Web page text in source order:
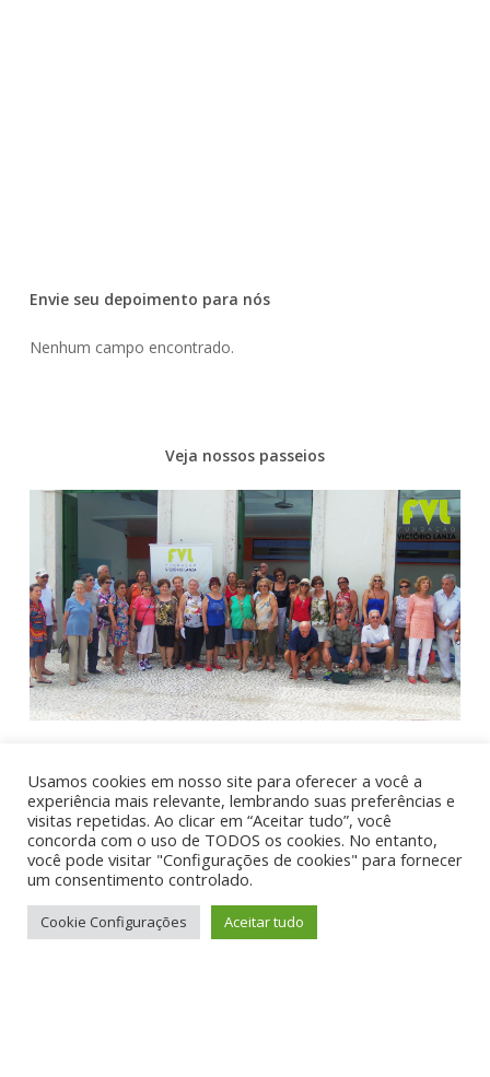
Envie seu depoimento para nós
Nenhum campo encontrado.
Veja nossos passeios
Usamos cookies em nosso site para oferecer a você a
experiência mais relevante, lembrando suas preferências e
visitas repetidas. Ao clicar em “Aceitar tudo”, você
concorda com o uso de TODOS os cookies. No entanto,
você pode visitar "Configurações de cookies" para fornecer
um consentimento controlado.
Cookie Configurações Aceitar tudo